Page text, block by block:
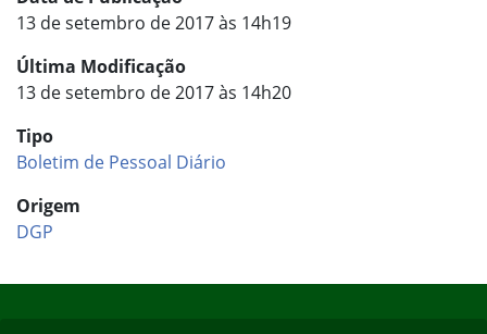
13 de setembro de 2017 às 14h19
Última Modificação
13 de setembro de 2017 às 14h20
Tipo
Boletim de Pessoal Diário
Origem
DGP